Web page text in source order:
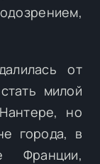
от
милой
но
города, в
Франции,